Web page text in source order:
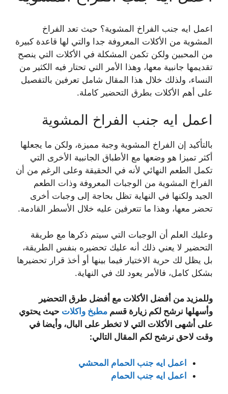
اعمل ايه جنب الفراخ المشوية؟ حيث تعد الفراخ
المشوية من الأكلات المعروفة جدا والتي لها قاعدة كبيرة
من المحبين ولكن تكمن المشكلة في الأكلات التي ينصح
تقديمها جانبية معها، وهذا الأمر التي تحتار فيه الكثير من
النساء، ولذلك خلال هذا المقال شامل تعرفين بالتفصيل
على أهم الأكلات بطرق التحضير كاملة.
اعمل ايه جنب الفراخ المشوية
بالتأكيد إن الفراخ المشوية وجبة مميزة، ولكن ما يجعلها
أكثر تميزا هو وضعها مع الأطباق الجانبية الأخرى التي
تكمل الطعم النهائي لأنه في الحقيقة وعلى الرغم من أن
الفراخ المشوية من الوجبات المعروفة وذات الطعم
الجيد ولكنها في النهاية تظل بحاجة إلى وجبات أخرى
تحضر معها، وهذا ما تتعرفين عليه خلال الأسطر القادمة.
وعليك العلم أن الوجبات التي سيتم ذكرها مع طريقة
التحضير لا يعني ذلك أنه عليك تحضيره بنفس الطريقة،
بل يظل لك حرية الاختيار فيما بينها أو أخذ قرار تحضيرها
بشكل كامل، فالأمر يعود لك في النهاية.
وللمزيد من أفضل الأكلات مع أفضل طرق التحضير
وأسهلها نرشح لكم زيارة قسم مطبخ واكلات حيث يحتوي
على أشهى الأكلات التي لا تخطر على البال، وأيضا في
وقت لاحق نرشح لكم المقال التالي:
اعمل ايه جنب الحمام المحشي
اعمل ايه جنب الحمام